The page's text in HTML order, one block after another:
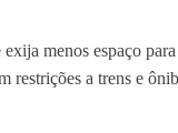
menos espaço
a trens e